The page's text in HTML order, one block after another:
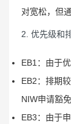
对宽松，但
2. 优先级和
EB1：由于
EB2：排期
NIW申请豁
EB3：由于